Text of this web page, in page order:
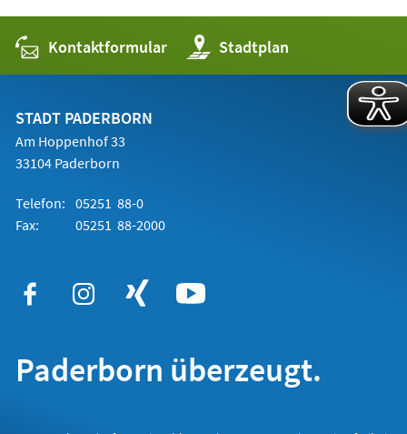
Kontaktformular Stadtplan
(Öffnet
in
einem
STADT PADERBORN
Am Hoppenhof 33
33104 Paderborn
Telefon: 05251 88-0
Fax:
05251 88-2000
Paderborn überzeugt.